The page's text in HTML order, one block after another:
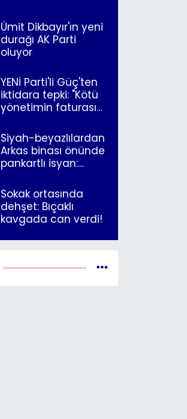
Ümit Dikbayır'ın yeni
durağı AK Parti
oluyor
YENİ Parti'li Güç'ten
iktidara tepki: "Kötü
yönetimin faturasını
Siyah-beyazlılardan
Arkas binası önünde
pankartlı isyan:
İzmir"
Sokak ortasında
dehşet: Bıçaklı
kavgada can verdi!